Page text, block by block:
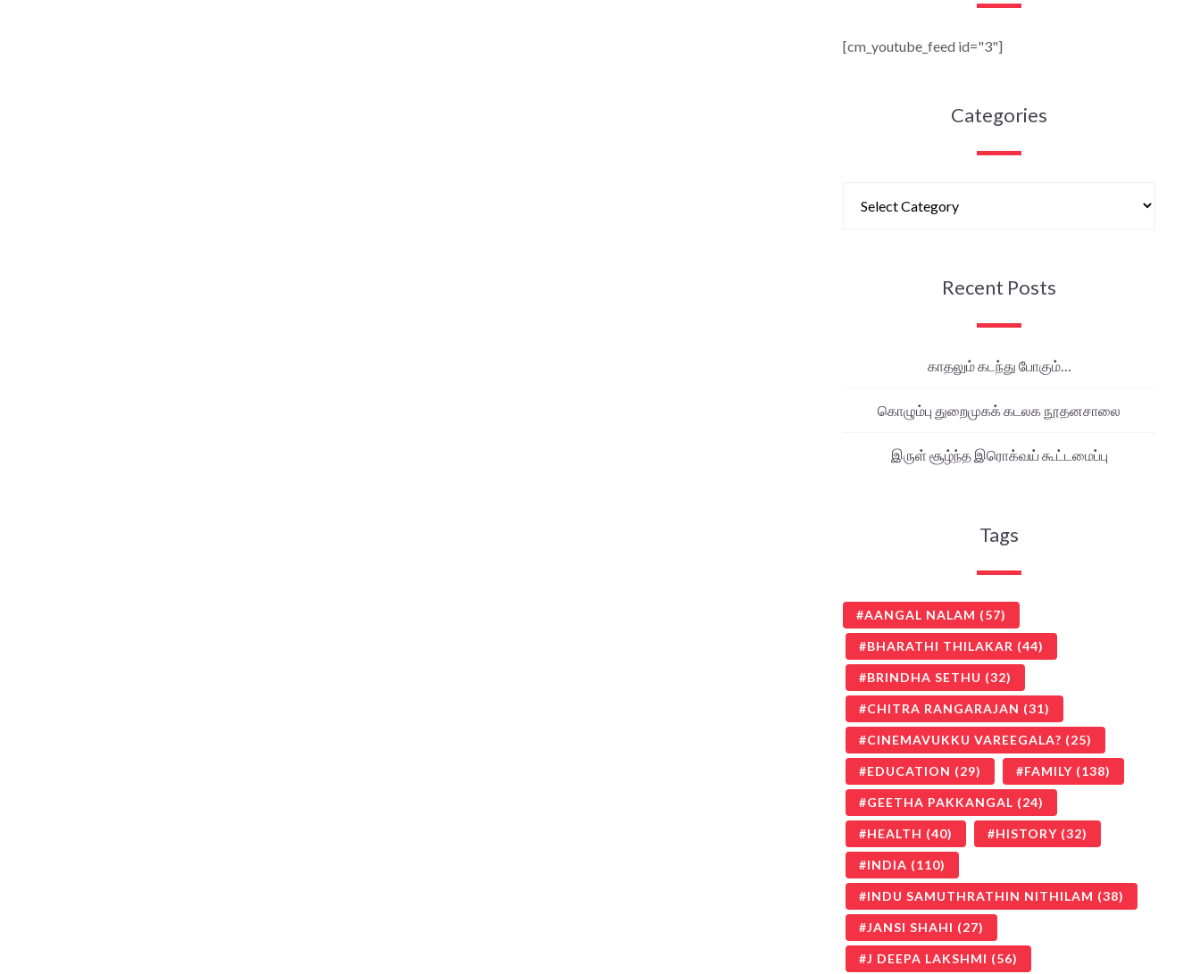
[cm_youtube_feed id="3"]
Categories
Recent Posts
காதலும் கடந்து போகும்…
கொழும்பு துறைமுகக் கடலக நூதனசாலை
இருள் சூழ்ந்த இரொக்வய் கூட்டமைப்பு
Tags
AANGAL NALAM (57)
BHARATHI THILAKAR (44)
BRINDHA SETHU (32)
CHITRA RANGARAJAN (31)
CINEMAVUKKU VAREEGALA? (25)
EDUCATION (29) FAMILY (138)
GEETHA PAKKANGAL (24)
HEALTH (40) HISTORY (32)
INDIA (110)
INDU SAMUTHRATHIN NITHILAM (38)
JANSI SHAHI (27)
J DEEPA LAKSHMI (56)